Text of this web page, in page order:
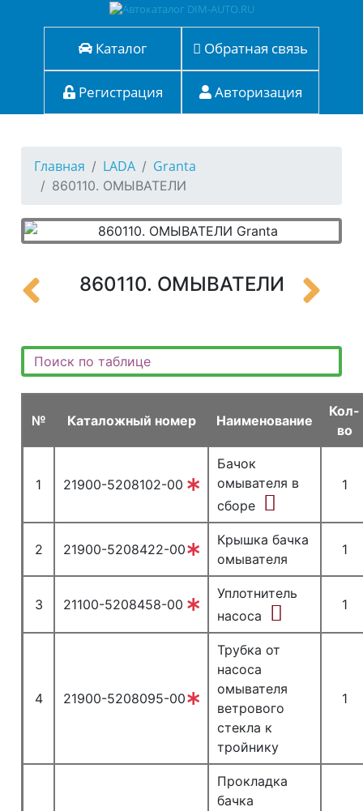
Каталог Обратная связь
Регистрация Авторизация
Главная LADA Granta
860110. ОМЫВАТЕЛИ
860110. ОМЫВАТЕЛИ
№ Каталожный номер Наименование
Кол-
во
1 21900-5208102-00
Бачок
омывателя в
сборе
1
2 21900-5208422-00
Крышка бачка
омывателя
1
3 21100-5208458-00
Уплотнитель
насоса
1
4 21900-5208095-00
Трубка от
насоса
омывателя
ветрового
стекла к
тройнику
1
Прокладка
бачка